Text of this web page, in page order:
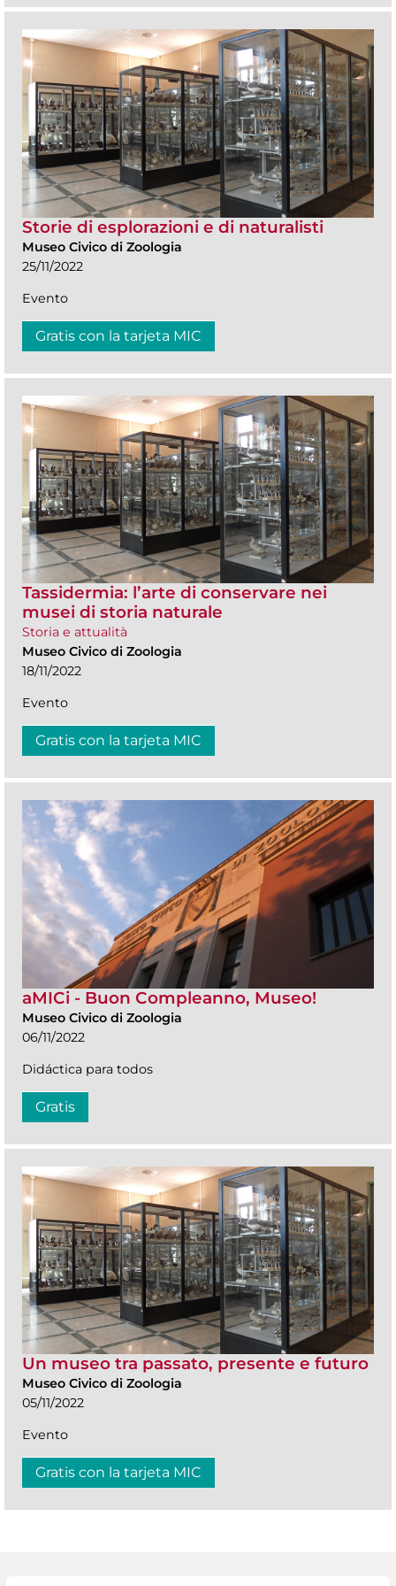
Storie di esplorazioni e di naturalisti
Museo Civico di Zoologia
25/11/2022
Evento
Gratis con la tarjeta MIC
Tassidermia: l’arte di conservare nei
musei di storia naturale
Storia e attualità
Museo Civico di Zoologia
18/11/2022
Evento
Gratis con la tarjeta MIC
aMICi - Buon Compleanno, Museo!
Museo Civico di Zoologia
06/11/2022
Didáctica para todos
Gratis
Un museo tra passato, presente e futuro
Museo Civico di Zoologia
05/11/2022
Evento
Gratis con la tarjeta MIC